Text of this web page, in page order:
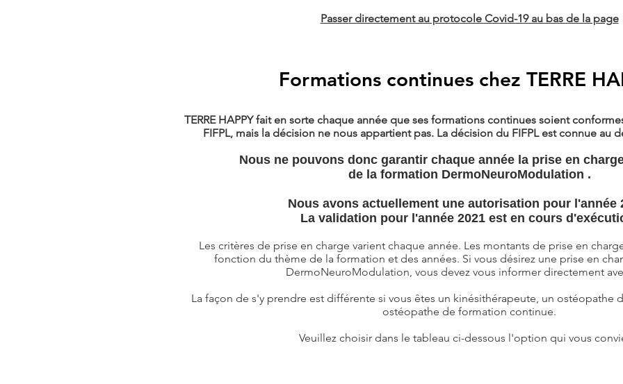
Passer directement au protocole Covid-19 au bas de la page
Formations continues chez TERRE
TERRE HAPPY fait en sorte chaque année que ses formations continues soient
FIFPL, mais la décision ne nous appartient pas. La décision du FIFPL est connue au
Nous ne pouvons donc garantir chaque année la prise en
de la formation DermoNeuroModulation .
Nous avons actuellement une autorisation pour l'année
La validation pour l'année 2021 est en cours
Les critères de prise en charge varient chaque année. Les montants de prise en
fonction du thème de la formation et des années. Si vous désirez une prise en
DermoNeuroModulation, vous devez vous informer directement
La façon de s'y prendre est différente si vous êtes un kinésithérapeute, un ostéopathe
ostéopathe de formation continue.
Veuillez choisir dans le tableau ci-dessous l'option qui vous